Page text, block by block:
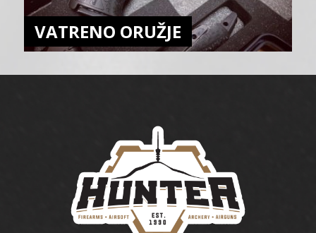
VATRENO ORUŽJE